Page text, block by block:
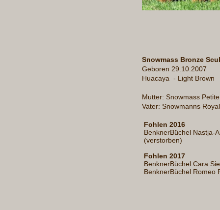
Snowmass Bronze
Geboren 29.10.2007
Huacaya - Light Brown
Mutter: Snowmass
Vater: Snowmanns
Fohlen 2016
BenknerBüchel Nastja-
(verstorben)
Fohlen 2017
BenknerBüchel Cara
BenknerBüchel Romeo